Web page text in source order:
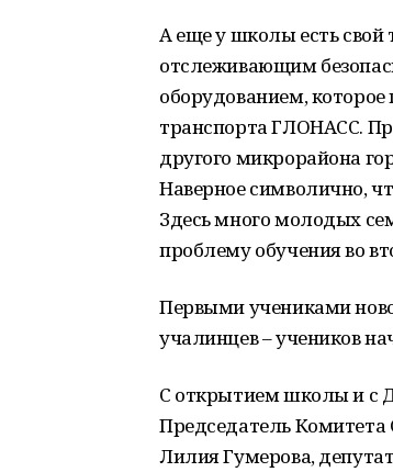
А еще у школы есть свой
отслеживающим
оборудованием,
транспорта ГЛОНАСС.
другого микрорайона
Наверное символично,
Здесь много молодых
проблему обучения во
Первыми учениками
учалинцев – учеников
С открытием школы и с
Председатель Комитета
Лилия Гумерова,